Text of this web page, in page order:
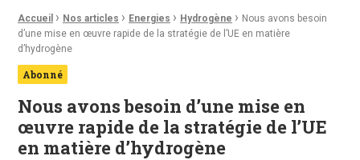
Fil d'Ariane :
Accueil › Nos articles › Energies › Hydrogène › Nous avons besoin
dʼune mise en œuvre rapide de la stratégie de l’UE en matière
d’hydrogène
Abonné
Nous avons besoin dʼune mise en
œuvre rapide de la stratégie de l’UE
en matière d’hydrogène